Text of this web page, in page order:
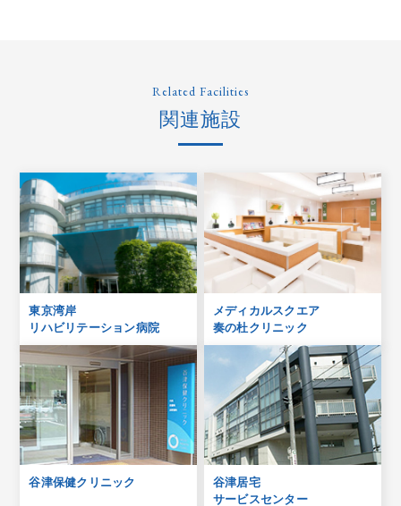
Related Facilities
関連施設
東京湾岸
リハビリテーション病院
メディカルスクエア
奏の杜クリニック
谷津保健クリニック
谷津居宅
サービスセンター